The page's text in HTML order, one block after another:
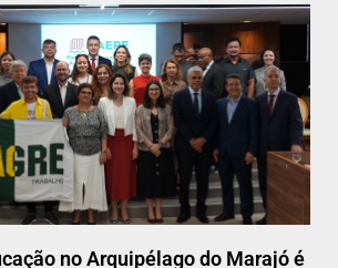
no Arquipélago do Marajó é